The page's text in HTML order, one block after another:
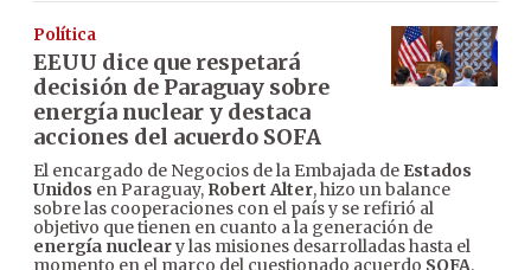
Política
EEUU dice que respetará
decisión de Paraguay sobre
energía nuclear y destaca
acciones del acuerdo SOFA
El encargado de Negocios de la Embajada de Estados
Unidos en Paraguay, Robert Alter, hizo un balance
sobre las cooperaciones con el país y se refirió al
objetivo que tienen en cuanto a la generación de
energía nucleary las misiones desarrolladas hasta el
momento en el marco del cuestionado acuerdo SOFA.